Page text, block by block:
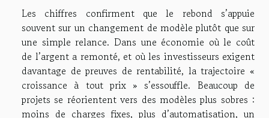
Les chiffres confirment que le rebond s’appuie
souvent sur un changement de modèle plutôt que sur
une simple relance. Dans une économie où le coût
de l’argent a remonté, et où les investisseurs exigent
davantage de preuves de rentabilité, la trajectoire «
croissance à tout prix » s’essouffle. Beaucoup de
projets se réorientent vers des modèles plus sobres :
moins de charges fixes, plus d’automatisation, un